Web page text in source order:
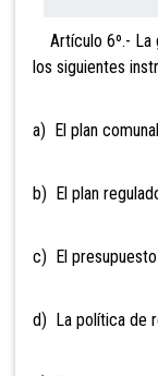
Artículo 6º.- La
los siguientes
a) El plan
b) El plan
c) El presupuesto
d) La política de